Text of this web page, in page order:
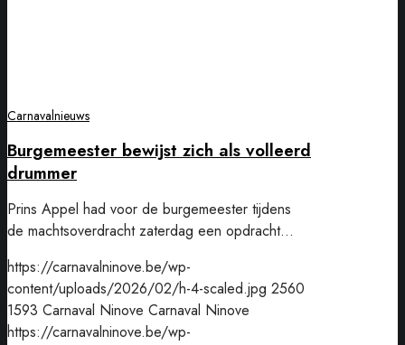
Carnavalnieuws
Burgemeester bewijst zich als volleerd
drummer
Prins Appel had voor de burgemeester tijdens
de machtsoverdracht zaterdag een opdracht…
https://carnavalninove.be/wp-
content/uploads/2026/02/h-4-scaled.jpg 2560
1593 Carnaval Ninove Carnaval Ninove
https://carnavalninove.be/wp-